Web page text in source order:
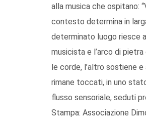
alla musica che ospitano:
contesto determina in
determinato luogo riesce
musicista e l’arco di
le corde, l’altro sostiene
rimane toccati, in uno
flusso sensoriale, seduti
Stampa: Associazione